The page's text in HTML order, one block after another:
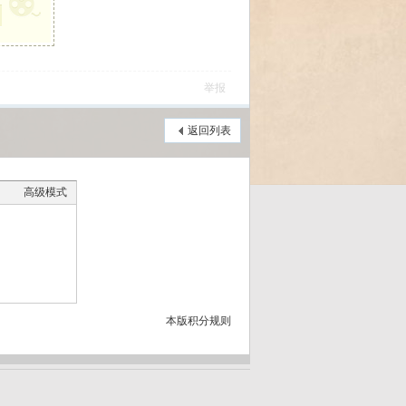
举报
返回列表
高级模式
本版积分规则